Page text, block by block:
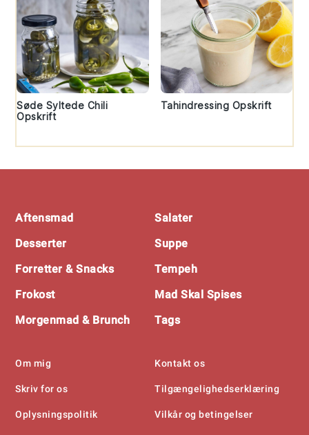
Søde Syltede Chili
Opskrift
Tahindressing Opskrift
Aftensmad
Desserter
Forretter & Snacks
Frokost
Morgenmad & Brunch
Salater
Suppe
Tempeh
Mad Skal Spises
Tags
Om mig
Skriv for os
Oplysningspolitik
Kontakt os
Tilgængelighedserklæring
Vilkår og betingelser